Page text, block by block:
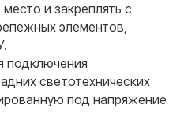
и закреплять с
элементов,
подключения
светотехнических
под напряжение